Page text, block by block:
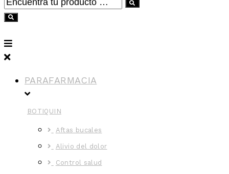
PARAFARMACIA
BOTIQUIN
Aftas bucales
Alivio del dolor
Control salud